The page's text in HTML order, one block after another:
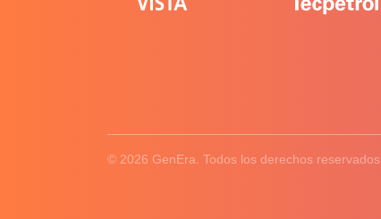
© 2026 GenEra. Todos los derechos reservados.